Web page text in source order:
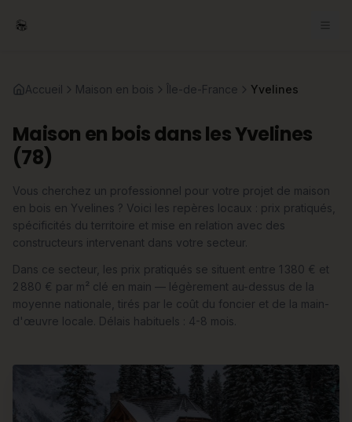
Accueil Maison en bois Île-de-France Yvelines
Maison en bois dans les Yvelines
(78)
Vous cherchez un professionnel pour votre projet de maison
en bois en Yvelines ? Voici les repères locaux : prix pratiqués,
spécificités du territoire et mise en relation avec des
constructeurs intervenant dans votre secteur.
Dans ce secteur, les prix pratiqués se situent entre 1 380 € et
2 880 € par m² clé en main — légèrement au-dessus de la
moyenne nationale, tirés par le coût du foncier et de la main-
d'œuvre locale. Délais habituels : 4-8 mois.